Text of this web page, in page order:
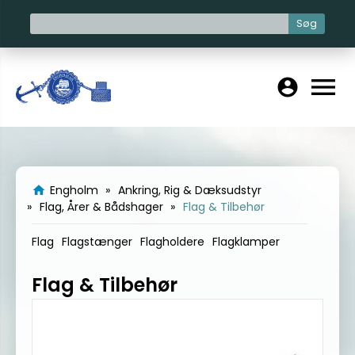
Søg
account_circle menu
home Engholm
Ankring, Rig & Dæksudstyr
Flag, Årer & Bådshager
Flag & Tilbehør
Flag Flagstænger Flagholdere Flagklamper
Flag & Tilbehør